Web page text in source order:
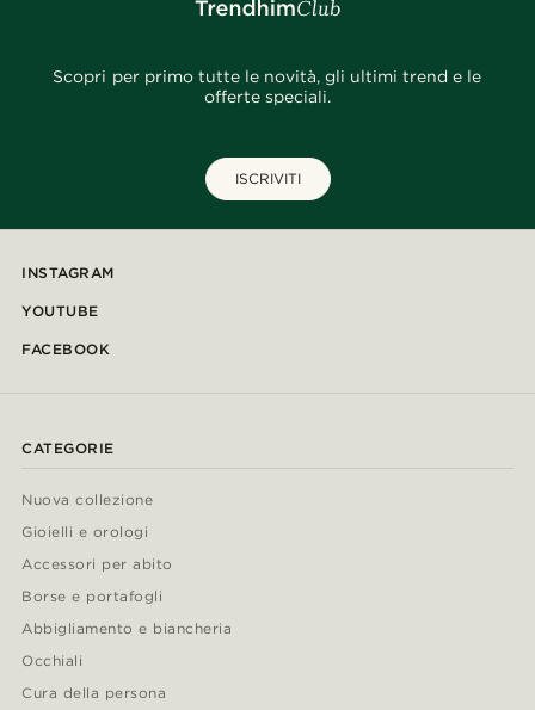
Scopri per primo tutte le novità, gli ultimi trend e le
offerte speciali.
ISCRIVITI
INSTAGRAM
YOUTUBE
FACEBOOK
CATEGORIE
Nuova collezione
Gioielli e orologi
Accessori per abito
Borse e portafogli
Abbigliamento e biancheria
Occhiali
Cura della persona